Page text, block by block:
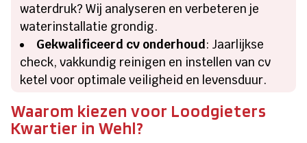
waterdruk? Wij analyseren en verbeteren je
waterinstallatie grondig.
Gekwalificeerd cv onderhoud: Jaarlijkse
check, vakkundig reinigen en instellen van cv
ketel voor optimale veiligheid en levensduur.
Waarom kiezen voor Loodgieters
Kwartier in Wehl?